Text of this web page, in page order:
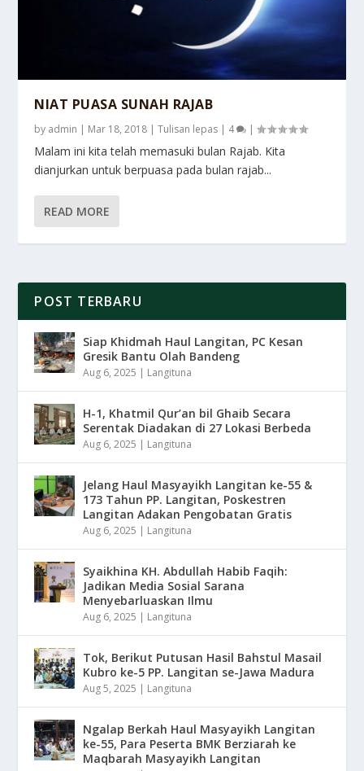
NIAT PUASA SUNAH RAJAB
by admin | Mar 18, 2018 |Tulisan lepas | 4 |
Malam ini kita telah memasuki bulan Rajab. Kita
dianjurkan untuk berpuasa pada bulan rajab...
READ MORE
POST TERBARU
Siap Khidmah Haul Langitan, PC Kesan
Gresik Bantu Olah Bandeng
Aug 6, 2025 | Langituna
H-1, Khatmil Qur’an bil Ghaib Secara
Serentak Diadakan di 27 Lokasi Berbeda
Aug 6, 2025 | Langituna
Jelang Haul Masyayikh Langitan ke-55 &
173 Tahun PP. Langitan, Poskestren
Langitan Adakan Pengobatan Gratis
Aug 6, 2025 | Langituna
Syaikhina KH. Abdullah Habib Faqih:
Jadikan Media Sosial Sarana
Menyebarluaskan Ilmu
Aug 6, 2025 | Langituna
Tok, Berikut Putusan Hasil Bahstul Masail
Kubro ke-5 PP. Langitan se-Jawa Madura
Aug 5, 2025 | Langituna
Ngalap Berkah Haul Masyayikh Langitan
ke-55, Para Peserta BMK Berziarah ke
Maqbarah Masyayikh Langitan